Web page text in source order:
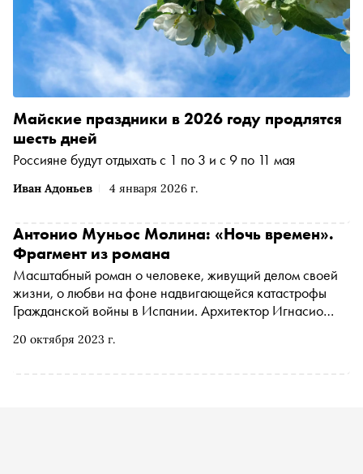
Иван Адоньев 4 января 2026 г.
Майские праздники в 2026 году продлятся
шесть дней
Россияне будут отдыхать с 1 по 3 и с 9 по 11 мая
20 октября 2023 г.
Антонио Муньос Молина: «Ночь времен».
Фрагмент из романа
Масштабный роман о человеке, живущий делом своей
жизни, о любви на фоне надвигающейся катастрофы
Гражданской войны в Испании. Архитектор Игнасио
городка в Мадриде, но вскоре ему придется бежать.